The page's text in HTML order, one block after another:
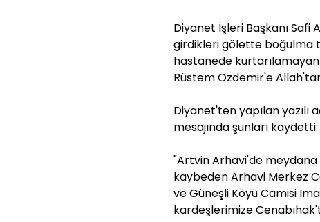
Diyanet İşleri Başkanı Safi
girdikleri gölette boğulma
hastanede
Rüstem Özdemir'e
Diyanet'ten yapılan yazılı
mesajında şunları kaydetti:
"Artvin Arhavi'de meydana
kaybeden Arhavi Merkez
ve Güneşli Köyü Camisi
kardeşlerimize